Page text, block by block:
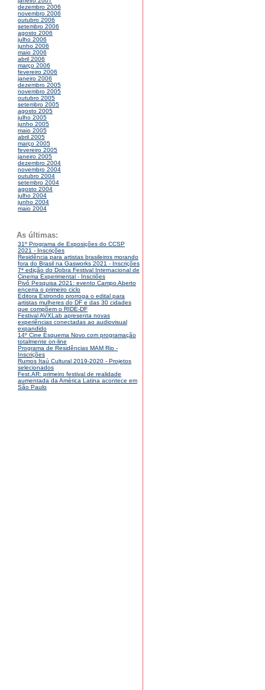
dezembro 2006
novembro 2006
outubro 2006
setembro 2006
agosto 2006
julho 2006
junho 2006
maio 2006
abril 2006
março 2006
fevereiro 2006
janeiro 2006
dezembro 2005
novembro 2005
outubro 2005
setembro 2005
agosto 2005
julho 2005
junho 2005
maio 2005
abril 2005
março 2005
fevereiro 2005
janeiro 2005
dezembro 2004
novembro 2004
outubro 2004
setembro 2004
agosto 2004
julho 2004
junho 2004
maio 2004
As últimas:
31º Programa de Exposições do CCSP
2021 - Inscrições
Residência para artistas brasileiros morando
fora do Brasil na Gasworks 2021 - Inscrições
7ª edição do Dobra Festival Internacional de
Cinema Experimental - Inscriões
Pivô Pesquisa 2021: evento Campo Aberto
encerra o primeiro ciclo
Editora Estrondo prorroga o edital para
artistas mulheres do DF e das 30 cidades
que compõem o RIDE-DF
Festival AVXLab apresenta novas
experiências conectadas ao audiovisual
expandido
14º Cine Esquema Novo com programação
totalmente on-line
Programa de Residências MAM Rio -
Inscrições
Rumos Itaú Cultural 2019-2020 - Projetos
selecionados
Fest.AR: primeiro festival de realidade
aumentada da América Latina acontece em
São Paulo